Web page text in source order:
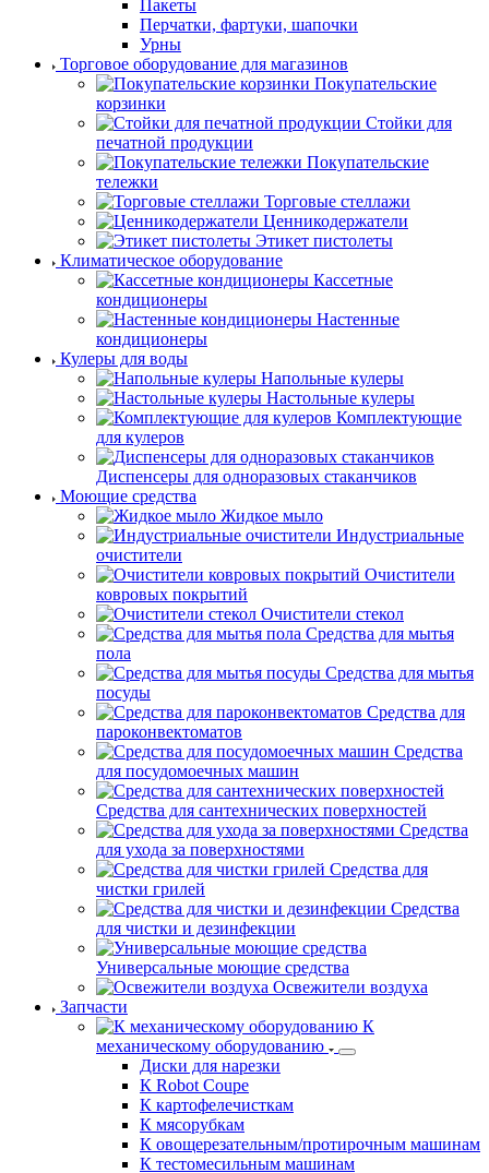
инвентарь
Пакеты
Перчатки, фартуки, шапочки
Урны
Торговое оборудование для магазинов
Покупательские
корзинки
Стойки для
печатной продукции
Покупательские
тележки
Торговые стеллажи
Ценникодержатели
Этикет пистолеты
Климатическое оборудование
Кассетные
кондиционеры
кондиционеры
Кулеры для воды
Напольные кулеры
Комплектующие
для кулеров
Диспенсеры для одноразовых стаканчиков
Моющие средства
Индустриальные
очистители
Очистители
ковровых покрытий
Средства для мытья
пола
Средства для мытья
посуды
Средства для
пароконвектоматов
Средства
для посудомоечных машин
Средства для сантехнических поверхностей
Средства
для ухода за поверхностями
Средства для
чистки грилей
для чистки и дезинфекции
Универсальные моющие средства
Освежители воздуха
Запчасти
механическому оборудованию
Диски для нарезки
К Robot Coupe
К картофелечисткам
К мясорубкам